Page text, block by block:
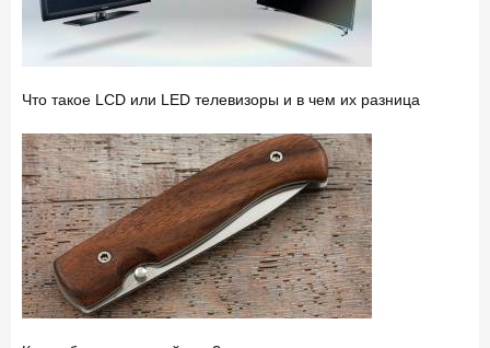
Что такое LCD или LED телевизоры и в чем их разница